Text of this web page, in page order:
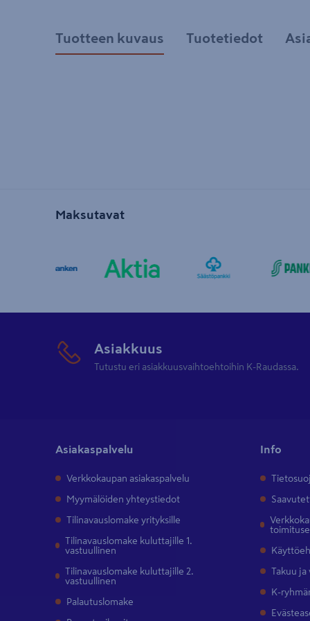
Tuotteen kuvaus Tuotetiedot
Maksutavat
Asiakkuus
Tutustu eri asiakkuusvaihtoehtoihin K-Raudassa.
Asiakaspalvelu
Verkkokaupan asiakaspalvelu
Myymälöiden yhteystiedot
Tilinavauslomake yrityksille
Tilinavauslomake kuluttajille 1.
vastuullinen
Tilinavauslomake kuluttajille 2.
vastuullinen
Palautuslomake
Info
Takuu ja
K-